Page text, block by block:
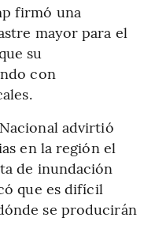
firmó una
mayor para el
su
con
advirtió
en la región el
de inundación
que es difícil
se producirán